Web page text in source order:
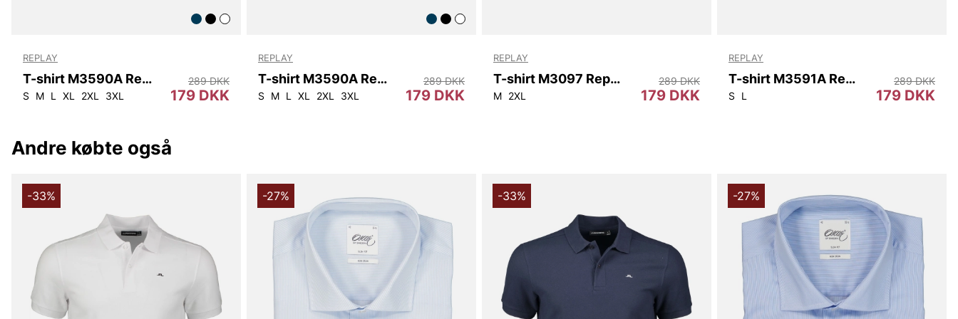
REPLAY
T-shirt M3590A Replay
S M L XL 2XL 3XL 179 DKK
289 DKK
REPLAY
T-shirt M3590A Replay
S M L XL 2XL 3XL 179 DKK
289 DKK
REPLAY
T-shirt M3097 Replay
M 2XL 179 DKK
289 DKK
REPLAY
T-shirt M3591A Replay
S L 179 DKK
289 DKK
Andre købte også
-33% -27% -33% -27%